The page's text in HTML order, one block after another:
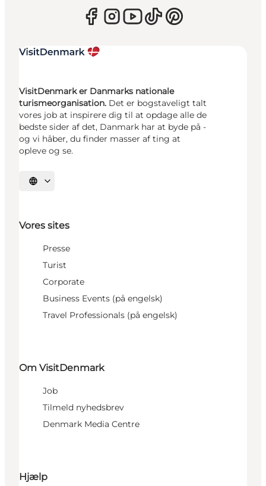
VisitDenmark er Danmarks nationale
turismeorganisation. Det er bogstaveligt talt
vores job at inspirere dig til at opdage alle de
bedste sider af det, Danmark har at byde på -
og vi håber, du finder masser af ting at
opleve og se.
Vælg sprog
Vores sites
Presse
Turist
Corporate
Business Events (på engelsk)
Travel Professionals (på engelsk)
Om VisitDenmark
Job
Tilmeld nyhedsbrev
Denmark Media Centre
Hjælp